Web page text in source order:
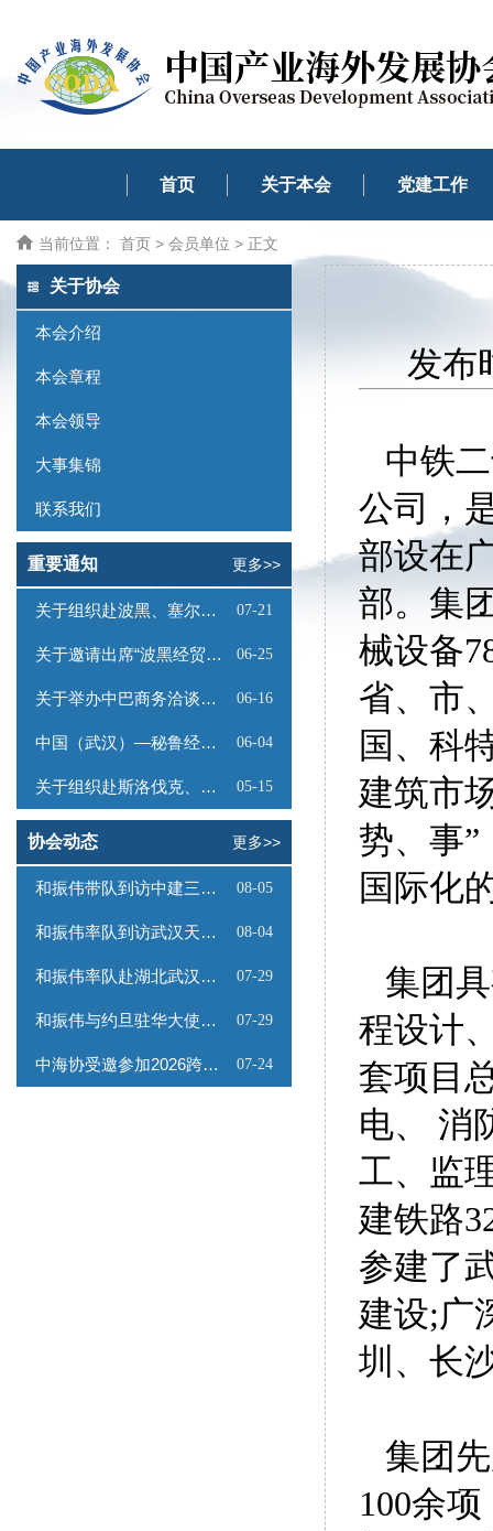
首页 关于本会 党建工作
当前位置： 首页 > 会员单位 > 正文
关于协会
本会介绍
本会章程
本会领导
大事集锦
联系我们
重要通知 更多>>
关于组织赴波黑、塞尔维亚商务考察的函 07-21
关于邀请出席“波黑经贸投资推介会”的函 06-25
关于举办中巴商务洽谈会的通知 06-16
中国（武汉）—秘鲁经贸合作推介会邀请函 06-04
关于组织赴斯洛伐克、奥地利商务考察的函 05-15
协会动态 更多>>
和振伟带队到访中建三局数字工程有限公司 08-05
和振伟率队到访武汉天源集团 08-04
和振伟率队赴湖北武汉调研 07-29
和振伟与约旦驻华大使会谈 07-29
中海协受邀参加2026跨境能源矿产出海专题路演会 07-24
发布
中铁
公司，
部设在
部。集
械设备
省、市
国、科
建筑市
势、事
国际化
集团
程设计
套项目
电、 消
工、监
建铁路
参建了
建设;广
圳、长
集团
100余